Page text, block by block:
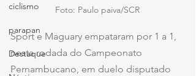
ciclismo
parapan
Destaque
Foto: Paulo paiva/SCR
Sport e Maguary empataram por 1 a 1,
nesta rodada do Campeonato
Pernambucano, em duelo disputado